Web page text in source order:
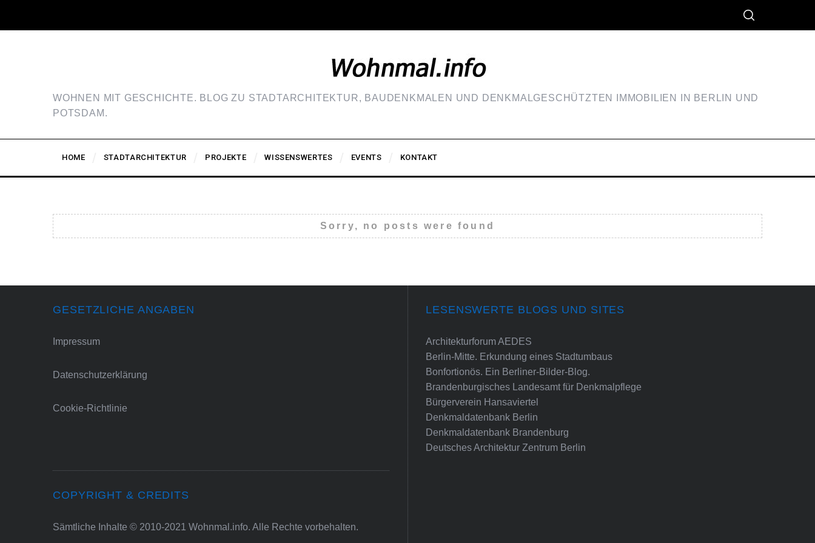
WOHNEN MIT GESCHICHTE. BLOG ZU STADTARCHITEKTUR, BAUDENKMALEN UND DENKMALGESCHÜTZTEN IMMOBILIEN IN BERLIN UND
POTSDAM.
HOME STADTARCHITEKTUR PROJEKTE WISSENSWERTES EVENTS KONTAKT
Sorry, no posts were found
GESETZLICHE ANGABEN
Impressum
Datenschutzerklärung
Cookie-Richtlinie
COPYRIGHT & CREDITS
Sämtliche Inhalte © 2010-2021 Wohnmal.info. Alle Rechte vorbehalten.
LESENSWERTE BLOGS UND SITES
Architekturforum AEDES
Berlin-Mitte. Erkundung eines Stadtumbaus
Bonfortionös. Ein Berliner-Bilder-Blog.
Brandenburgisches Landesamt für Denkmalpflege
Bürgerverein Hansaviertel
Denkmaldatenbank Berlin
Denkmaldatenbank Brandenburg
Deutsches Architektur Zentrum Berlin